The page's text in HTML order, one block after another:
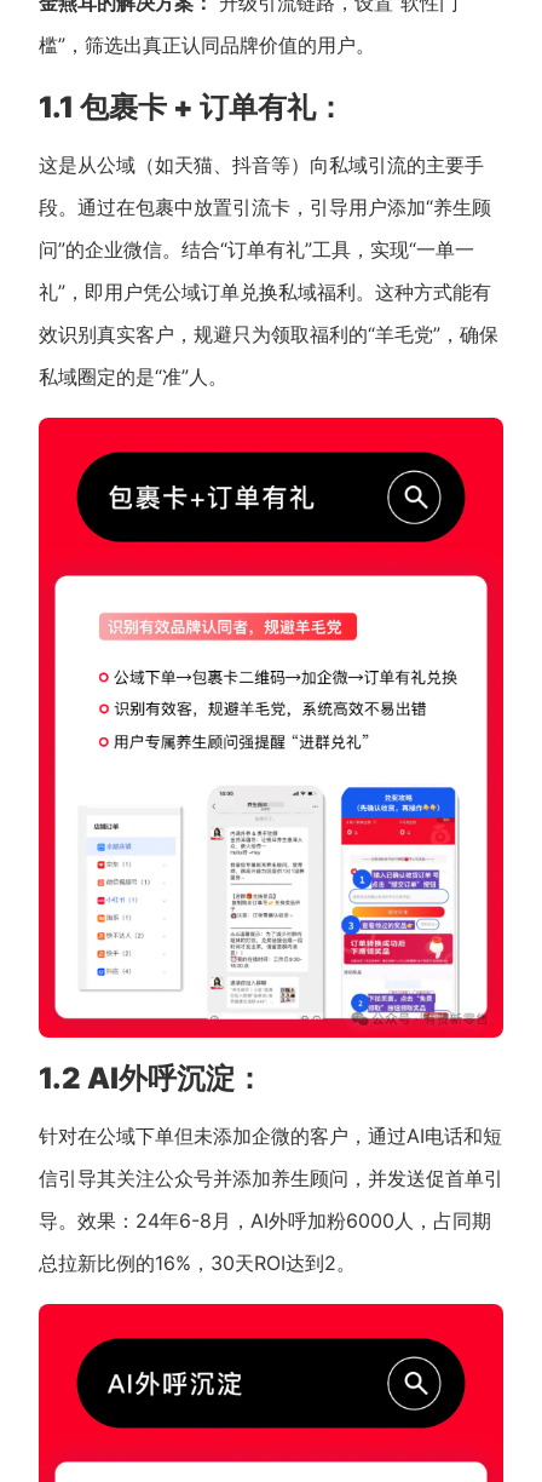
槛”，筛选出真正认同品牌价值的用户。
1.1 包裹卡 + 订单有礼：
这是从公域（如天猫、抖音等）向私域引流的主要手
段。通过在包裹中放置引流卡，引导用户添加“养生顾
问”的企业微信。结合“订单有礼”工具，实现“一单一
礼”，即用户凭公域订单兑换私域福利。这种方式能有
效识别真实客户，规避只为领取福利的“羊毛党”，确保
私域圈定的是“准”人。
1.2 AI外呼沉淀：
针对在公域下单但未添加企微的客户，通过AI电话和短
信引导其关注公众号并添加养生顾问，并发送促首单引
导。效果：24年6-8月，AI外呼加粉6000人，占同期
总拉新比例的16%，30天ROI达到2。